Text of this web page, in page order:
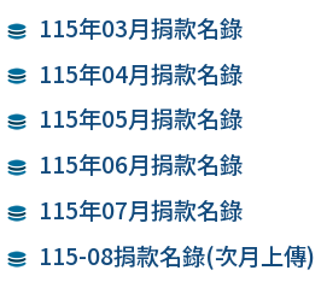
115年03月捐款名錄
115年04月捐款名錄
115年05月捐款名錄
115年06月捐款名錄
115年07月捐款名錄
115-08捐款名錄(次月上傳)